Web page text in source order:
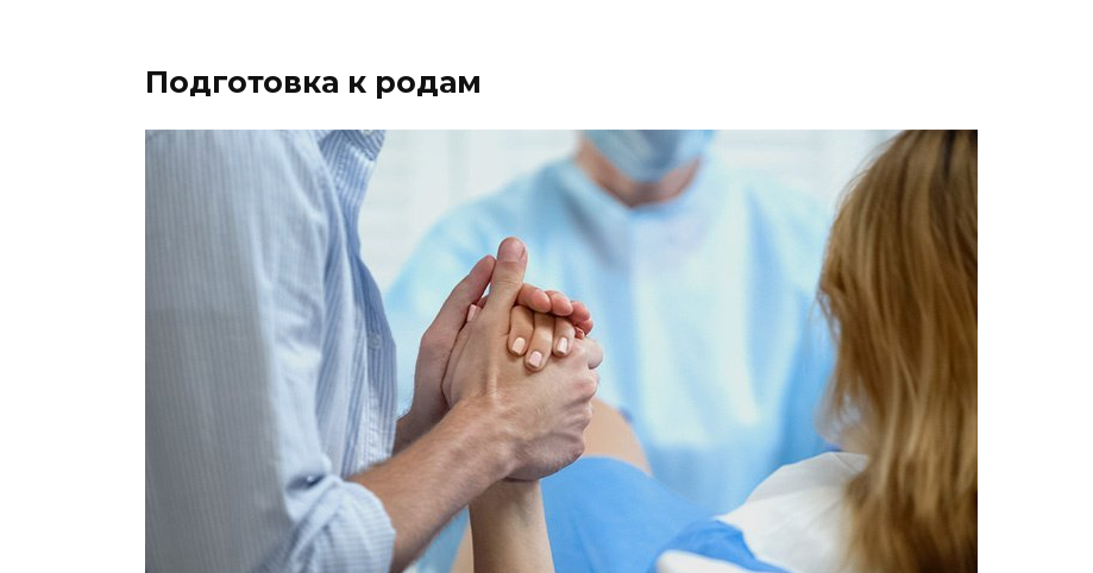
Подготовка к родам